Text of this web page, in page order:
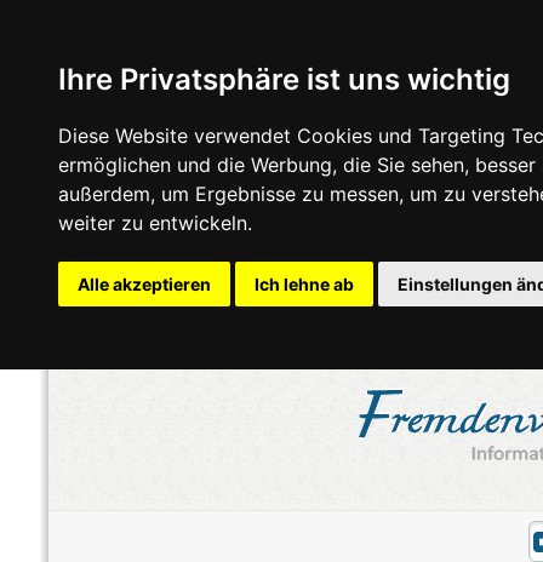
Ihre Privatsphäre ist uns wichtig
Diese Website verwendet Cookies und Targeting
ermöglichen und die Werbung, die Sie sehen,
außerdem, um Ergebnisse zu messen, um zu
weiter zu entwickeln.
Alle akzeptieren Ich lehne ab Einstellungen